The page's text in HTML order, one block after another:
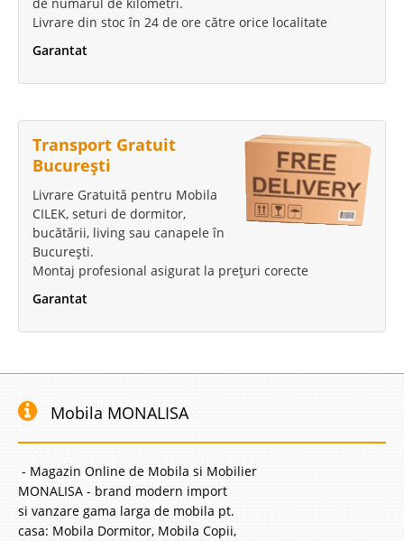
Livrare din stoc în 24 de ore către orice localitate
Garantat
Transport Gratuit
București
Livrare Gratuită pentru Mobila
CILEK, seturi de dormitor,
bucătării, living sau canapele în
București.
Montaj profesional asigurat la prețuri corecte
Garantat
Mobila MONALISA
- Magazin Online de Mobila si Mobilier
MONALISA - brand modern import
si vanzare gama larga de mobila pt.
casa: Mobila Dormitor, Mobila Copii,